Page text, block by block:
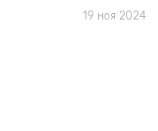
19 ноя 2024